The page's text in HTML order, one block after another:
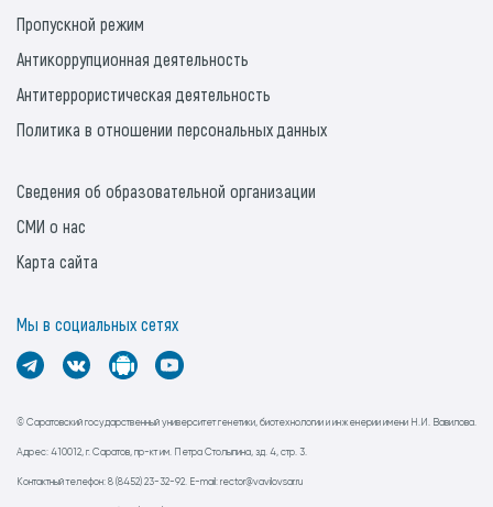
© Саратовский государственный университет генетики, биотехнологии и инженерии имени Н.И. Вавилова.
Адрес: 410012, г. Саратов, пр-кт им. Петра Столыпина, зд. 4, стр. 3.
Контактный телефон: 8 (8452) 23-32-92. E-mail: rector@vavilovsar.ru
Пропускной режим
Антикоррупционная деятельность
Антитеррористическая деятельность
Политика в отношении персональных данных
Сведения об образовательной организации
СМИ о нас
Карта сайта
Мы в социальных сетях